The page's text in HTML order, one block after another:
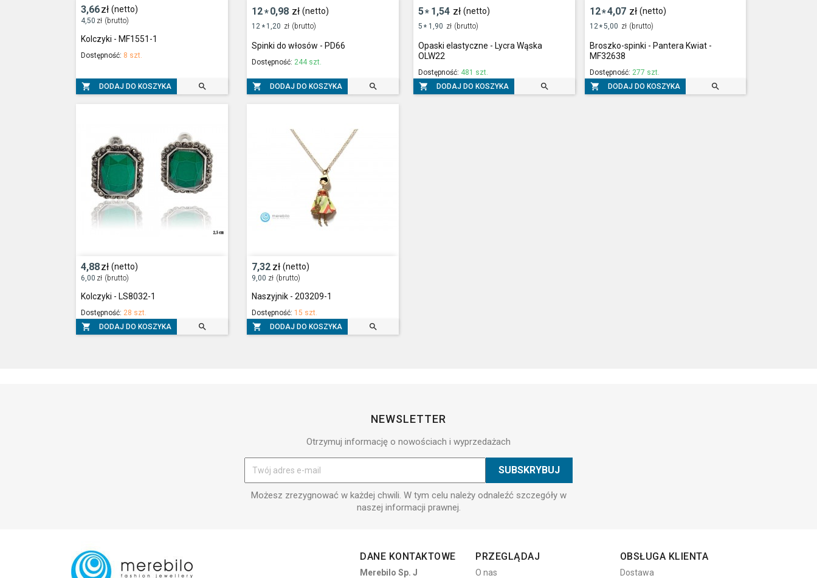
3,66zł (netto)
4,50 zł (brutto)
Kolczyki - MF1551-1
Dostępność: 8 szt.
 DODAJ DO KOSZYKA 
12*0,98 zł (netto)
12 * 1,20 zł (brutto)
Spinki do włosów - PD66
Dostępność: 244 szt.
 DODAJ DO KOSZYKA 
5* 1,54 zł (netto)
5 * 1,90 zł (brutto)
Opaski elastyczne - Lycra Wąska
OLW22
Dostępność: 481 szt.
 DODAJ DO KOSZYKA 
12*4,07 zł (netto)
12 *5,00 zł (brutto)
Broszko-spinki - Pantera Kwiat -
MF32638
Dostępność: 277 szt.
 DODAJ DO KOSZYKA 
4,88zł (netto)
6,00 zł (brutto)
Kolczyki - LS8032-1
Dostępność: 28 szt.
 DODAJ DO KOSZYKA 
7,32 zł (netto)
9,00 zł (brutto)
Naszyjnik - 203209-1
Dostępność: 15 szt.
 DODAJ DO KOSZYKA 
NEWSLETTER
Otrzymuj informację o nowościach i wyprzedażach
Możesz zrezygnować w każdej chwili. W tym celu należy odnaleźć szczegóły w
naszej informacji prawnej.
DANE KONTAKTOWE
Merebilo Sp. J
PRZEGLĄDAJ
O nas
OBSŁUGA KLIENTA
Dostawa